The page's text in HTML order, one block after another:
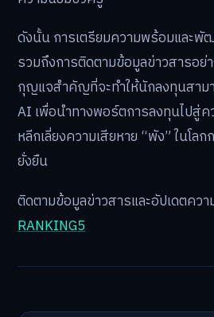
ดังนั้น การเตรียมความพร้อมและพั
รวมถึงการติดตามข้อมูลข่าวสารอย่
กุญแจสำคัญที่จะทำให้นักลงทุนสาม
AI เพื่อนำทางพอร์ตการลงทุนไปสู่ค
หลีกเลี่ยงความเสียหาย “พัง” ในโล
ยั่งยืน
ติดตามข้อมูลข่าวสารและอัปเดตควา
RANKING5